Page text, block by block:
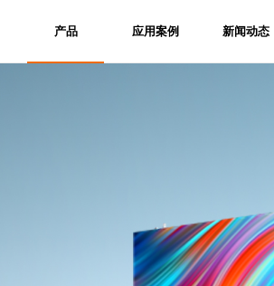
产品 应用案例 新闻动态